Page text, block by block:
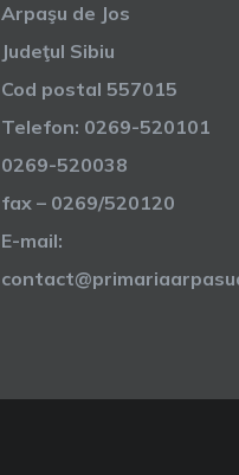
Arpaşu de Jos
Judeţul Sibiu
Cod postal 557015
Telefon: 0269-520101
0269-520038
fax – 0269/520120
E-mail: